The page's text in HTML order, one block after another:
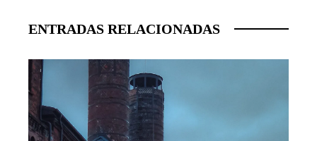
ENTRADAS RELACIONADAS